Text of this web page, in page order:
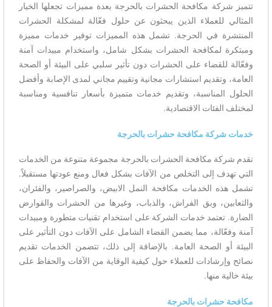
تتميز شركة مكافحة الحشرات بالحرجة بعدة مميزات تجعلها الخيار
المثالي للعملاء الذين يبحثون عن حلول فعّالة لمشكلة الحشرات
المنتشرة في الحرجة. تشمل هذه المميزات توفير خدمات مميزة
ومبتكرة لمكافحة الحشرات بشكل شامل، واستخدام مبيدات آمنة
وفعّالة للقضاء على الحشرات دون تأثير سلبي على البيئة أو الصحة
العامة، وتقديم استشارات مجانية وتقييم مجاني لمدى الإصابة وأفضل
الحلول المناسبة، وتقديم خدمات متميزة بأسعار تنافسية ومناسبة
لمختلف الفئات الاقتصادية.
خدمات شركة مكافحة حشرات بالحرجة
تقدم شركة مكافحة الحشرات بالحرجة مجموعة متنوعة من الخدمات
التي تهدف إلى التخلص من الآفات بشكل فعال ومنع عودتها مستقبلاً.
تشمل هذه الخدمات مكافحة النمل الابيض، والصراصير، والفئران،
والثعابين، وبق الفراش، والذباب، وغيرها من الحشرات والقوارض
الضارة. تعتمد خدمات الشركة على استخدام تقنيات متطورة ومبيدات
آمنة وفعّالة، مما يضمن القضاء الشامل على الآفات دون التأثير على
البيئة أو الصحة العامة. بالإضافة إلى ذلك، تتضمن الخدمات تقديم
نصائح وإرشادات للعملاء حول كيفية الوقاية من الآفات والحفاظ على
بيئة خالية منها.
مكافحة حشرات بالحرجة